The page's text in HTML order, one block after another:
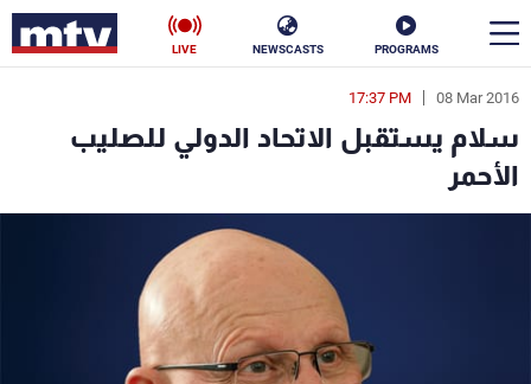
PROGRAMS
NEWSCASTS
LIVE
08 Mar 2016
17:37 PM
سلام يستقبل الاتحاد الدولي للصليب
الأحمر
en
الأخبار
سياسة ناس
فن
رياضة